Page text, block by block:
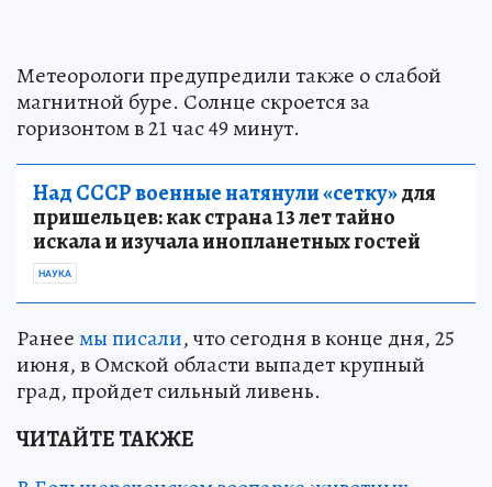
Метеорологи предупредили также о слабой
магнитной буре. Солнце скроется за
горизонтом в 21 час 49 минут.
Над СССР военные натянули «сетку»для
пришельцев: как страна 13 лет тайно
искала и изучала инопланетных гостей
НАУКА
Ранеемы писали, что сегодня в конце дня, 25
июня, в Омской области выпадет крупный
град, пройдет сильный ливень.
ЧИТАЙТЕ ТАКЖЕ